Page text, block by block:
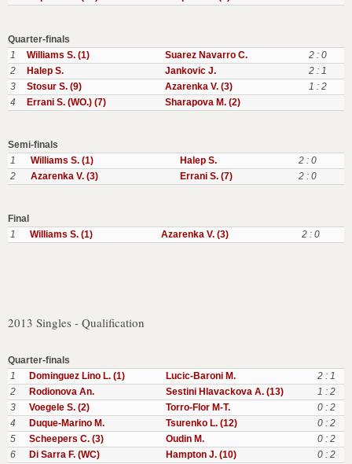
Quarter-finals
1
Williams S. (1) Suarez Navarro C.
2 : 0
2
Halep S. Jankovic J.
2 : 1
3
Stosur S. (9) Azarenka V. (3)
1 : 2
4
Errani S. (WO.) (7) Sharapova M. (2)
Semi-finals
1
Williams S. (1) Halep S.
2 : 0
2
Azarenka V. (3) Errani S. (7) 2 : 0
Final
1
Williams S. (1) Azarenka V. (3) 2 : 0
2013 Singles - Qualification
Quarter-finals
1
Dominguez Lino L. (1) Lucic-Baroni M.
2 : 1
2
Rodionova An. Sestini Hlavackova A. (13)
1 : 2
3
Voegele S. (2) Torro-Flor M-T.
0 : 2
4
Duque-Marino M. Tsurenko L. (12)
0 : 2
5
Scheepers C. (3) Oudin M.
0 : 2
6
Di Sarra F. (WC) Hampton J. (10)
0 : 2